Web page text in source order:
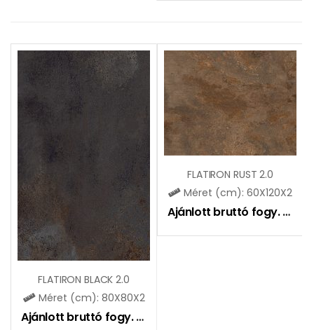
FLATIRON BLACK 2.0
Méret (cm): 80X80X2
Ajánlott bruttó fogy. ár:
FLATIRON RUST 2.0
Méret (cm): 60X120X2
Ajánlott bruttó fogy. ár: